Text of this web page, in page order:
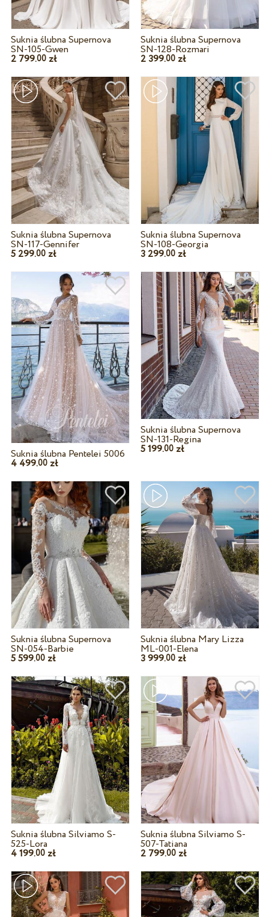
Suknia ślubna Supernova
SN-105-Gwen
2 799.00zł
Suknia ślubna Supernova
SN-128-Rozmari
2 399.00 zł
Suknia ślubna Supernova
SN-117-Gennifer
5 299.00zł
Suknia ślubna Supernova
SN-108-Georgia
3 299.00 zł
Suknia ślubna Pentelei 5006
4 499.00zł
Suknia ślubna Supernova
SN-131-Regina
5 199.00 zł
Suknia ślubna Supernova
SN-054-Barbie
5 599.00zł
Suknia ślubna Mary Lizza
ML-001-Elena
3 999.00 zł
Suknia ślubna Silviamo S-
525-Lora
4 199.00zł
Suknia ślubna Silviamo S-
507-Tatiana
2 799.00 zł